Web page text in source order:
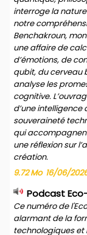
interroge la
notre
Benchakroun,
une affaire de
d’émotions, de
qubit, du cerveau
analyse les
cognitive.
d’une intelligence
souveraineté
qui accompagnent
une réflexion sur
création.
9.72 Mo 16/06/
Podcast
Ce numéro de
alarmant de la
technologiques et